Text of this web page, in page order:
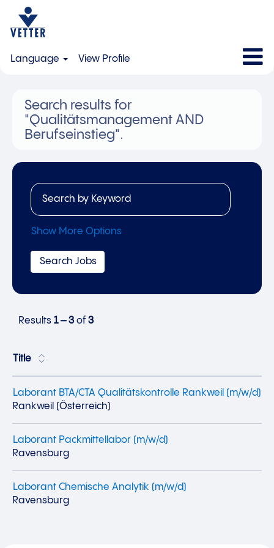
Language View Profile
Search results for
"Qualitätsmanagement AND
Berufseinstieg".
Show More Options
Results 1 – 3of3
Title
Laborant BTA/CTA Qualitätskontrolle Rankweil (m/w/d)
Rankweil (Österreich)
Laborant Packmittellabor (m/w/d)
Ravensburg
Laborant Chemische Analytik (m/w/d)
Ravensburg